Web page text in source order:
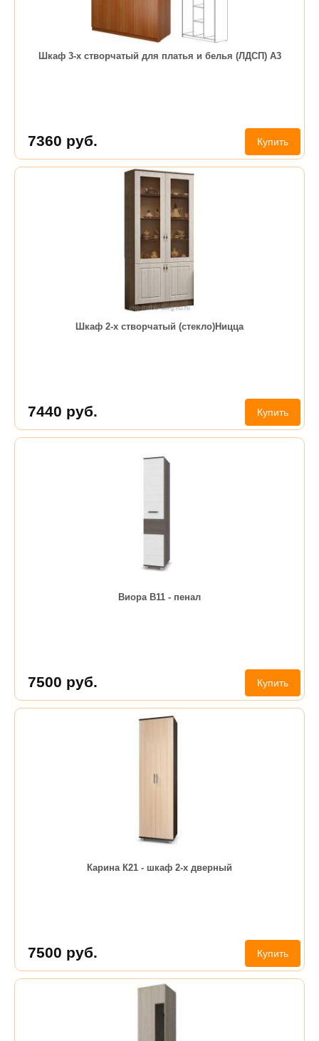
Шкаф 3-х створчатый для платья и белья (ЛДСП) А3
7360 руб. Купить
Шкаф 2-х створчатый (стекло)Ницца
7440 руб. Купить
Виора В11 - пенал
7500 руб. Купить
Карина К21 - шкаф 2-х дверный
7500 руб. Купить